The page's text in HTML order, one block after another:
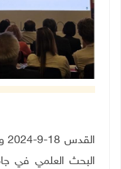
البحث العلمي في